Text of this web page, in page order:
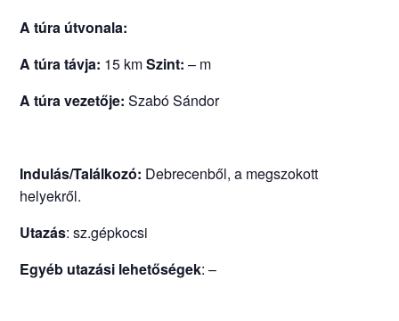
A túra útvonala:
A túra távja: 15 kmSzint: – m
A túra vezetője: Szabó Sándor
Indulás/Találkozó: Debrecenből, a megszokott
helyekről.
Utazás: sz.gépkocsi
Egyéb utazási lehetőségek: –